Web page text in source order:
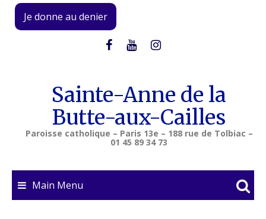
Skip
content
Je donne au denier
Sainte-Anne de la
Butte-aux-Cailles
Paroisse catholique – Paris 13e – 188 rue de Tolbiac –
01 45 89 34 73
Main Menu